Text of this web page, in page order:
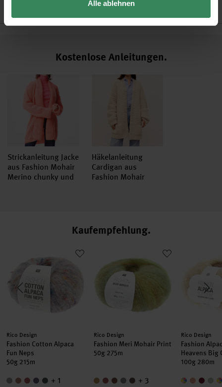
Alle ablehnen
Kostenlose Anleitungen.
Strickanleitung Jacke
aus Fashion Mohair
Merino chunky und
Häkelanleitung
Cardigan aus
Fashion Mohair
Kaufempfehlung
Fashion Cotton Alpaca Fun Neps
Hersteller:
Rico Design
Fashion Cotton Alpaca
Fun Neps
50g 215m
+ 1
Fashion Meri Mohair Print
Hersteller:
Rico Design
Fashion Meri Mohair Print
50g 275m
+ 3
Hersteller:
Rico Design
Fashion
Heavens Big
100g 280m